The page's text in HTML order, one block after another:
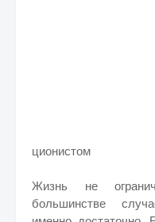
ционистом
Жизнь не
большинстве